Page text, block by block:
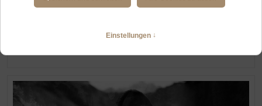
HOCHZEITSFOTOGRAFIN TANNHEIM